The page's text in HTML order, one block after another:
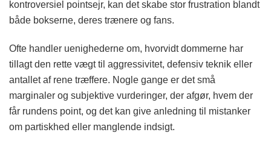
kontroversiel pointsejr, kan det skabe stor frustration blandt
både bokserne, deres trænere og fans.
Ofte handler uenighederne om, hvorvidt dommerne har
tillagt den rette vægt til aggressivitet, defensiv teknik eller
antallet af rene træffere. Nogle gange er det små
marginaler og subjektive vurderinger, der afgør, hvem der
får rundens point, og det kan give anledning til mistanker
om partiskhed eller manglende indsigt.